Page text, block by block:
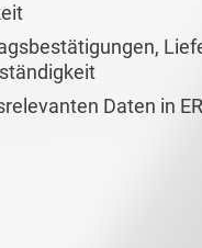
Daten in